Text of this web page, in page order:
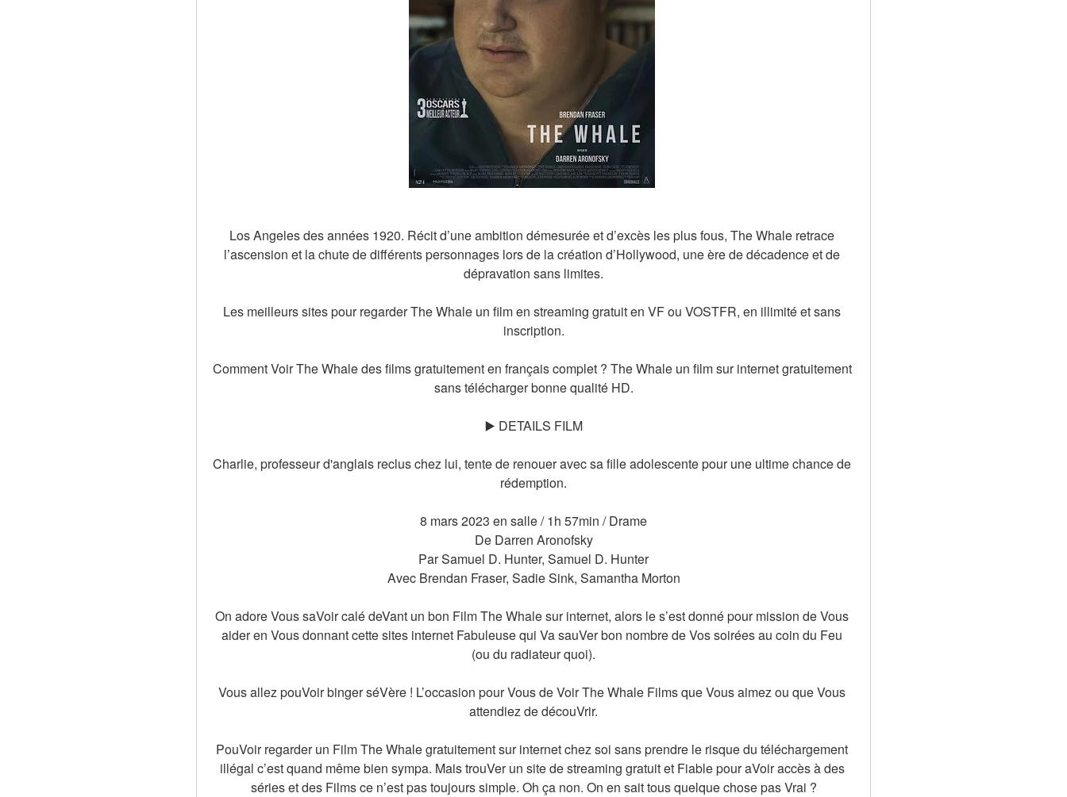
Los Angeles des années 1920. Récit d’une ambition démesurée et d’excès les plus fous, The Whale retrace
l’ascension et la chute de différents personnages lors de la création d’Hollywood, une ère de décadence et de
dépravation sans limites.
Les meilleurs sites pour regarder The Whale un film en streaming gratuit en VF ou VOSTFR, en illimité et sans
inscription.
Comment Voir The Whale des films gratuitement en français complet ? The Whale un film sur internet gratuitement
sans télécharger bonne qualité HD.
▶️ DETAILS FILM
Charlie, professeur d'anglais reclus chez lui, tente de renouer avec sa fille adolescente pour une ultime chance de
rédemption.
8 mars 2023 en salle / 1h 57min / Drame
De Darren Aronofsky
Par Samuel D. Hunter, Samuel D. Hunter
Avec Brendan Fraser, Sadie Sink, Samantha Morton
On adore Vous saVoir calé deVant un bon Film The Whale sur internet, alors le s’est donné pour mission de Vous
aider en Vous donnant cette sites internet Fabuleuse qui Va sauVer bon nombre de Vos soirées au coin du Feu
(ou du radiateur quoi).
Vous allez pouVoir binger séVère ! L’occasion pour Vous de Voir The Whale Films que Vous aimez ou que Vous
attendiez de découVrir.
PouVoir regarder un Film The Whale gratuitement sur internet chez soi sans prendre le risque du téléchargement
illégal c’est quand même bien sympa. Mais trouVer un site de streaming gratuit et Fiable pour aVoir accès à des
séries et des Films ce n’est pas toujours simple. Oh ça non. On en sait tous quelque chose pas Vrai ?